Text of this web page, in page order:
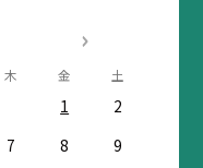
木 金 土
1
2
7 8
9